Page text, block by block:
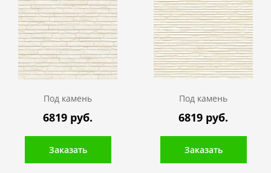
Под камень
6819 руб.
Заказать
Под камень
6819 руб.
Заказать